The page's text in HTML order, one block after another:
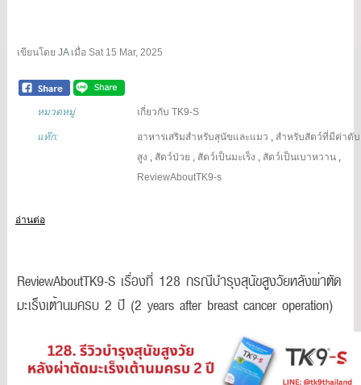
เขียนโดย JAเมื่อ Sat 15 Mar, 2025
หมวดหมู่ เกี่ยวกับ TK9-S
แท๊ก: อาหารเสริมสำหรับสุนัขและแมว , สำหรับสัตว์ที่มีค่าตับ
สูง , สัตว์ป่วย , สัตว์เป็นมะเร็ง , สัตว์เป็นเบาหวาน ,
ReviewAboutTK9-s
อ่านต่อ
ReviewAboutTK9-S เรื่องที่ 128 กรณีบำรุงสุนัขสูงวัยหลังผ่าตัด
มะเร็งเต้านมครบ 2 ปี (2 years after breast cancer operation)